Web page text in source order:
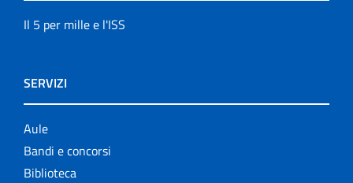
Il 5 per mille e l'ISS
SERVIZI
Aule
Bandi e concorsi
Biblioteca